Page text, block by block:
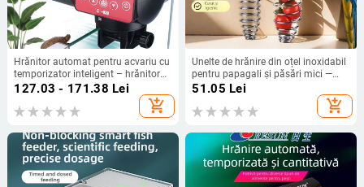
Hrănitor automat pentru acvariu cu
temporizator inteligent – hrănitor
cu capacitate mare pentru
127.03 - 171.38 Lei
add_shopping_cart
Unelte de hrănire din oțel inoxidabil
pentru papagali și păsări mici —
furculițe pentru fructe, legume și
mere, hrănitoare suspendate
51.05 Lei
add_shopping_cart